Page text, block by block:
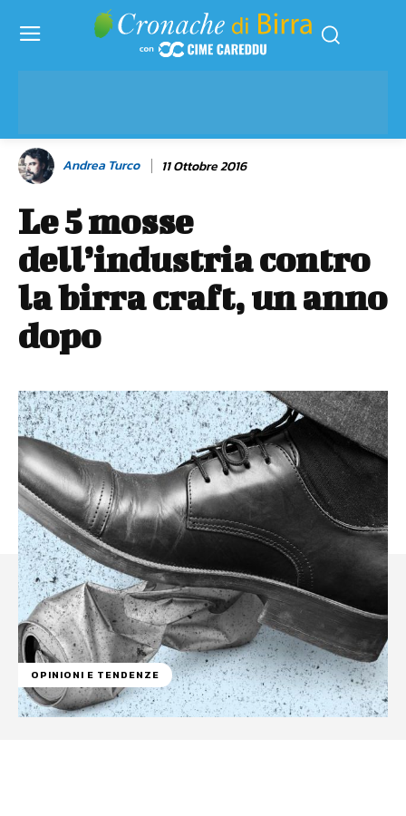
Andrea Turco 11 Ottobre 2016
Le 5 mosse
dell’industria contro
la birra craft, un anno
dopo
OPINIONI E TENDENZE